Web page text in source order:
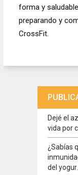
forma y
preparando y
CrossFit.
Dejé el
vida por
¿Sabías
del yogur.